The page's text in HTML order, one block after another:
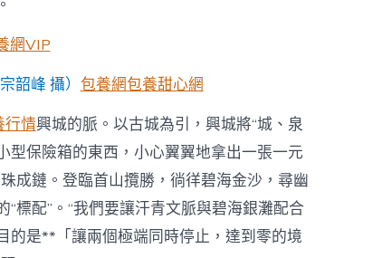
網VIP
韶峰 攝） 包養網包養甜心網
行情興城的脈。以古城為引，興城將“城、泉
保險箱的東西，小心翼翼地拿出一張一元
成鏈。登臨首山攬勝，徜徉碧海金沙，尋幽
標配”。“我們要讓汗青文脈與碧海銀灘配合
的是**「讓兩個極端同時停止，達到零的境